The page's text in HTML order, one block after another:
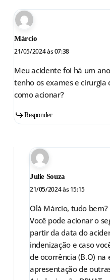
Márcio
21/05/2024 às 07:38
Meu acidente foi há um
tenho os exames e cirurgia
como acionar?
Responder
Julie Souza
21/05/2024 às 15:15
Olá Márcio, tudo bem?
Você pode acionar o
partir da data do
indenização e caso
de ocorrência (B.O)
apresentação de